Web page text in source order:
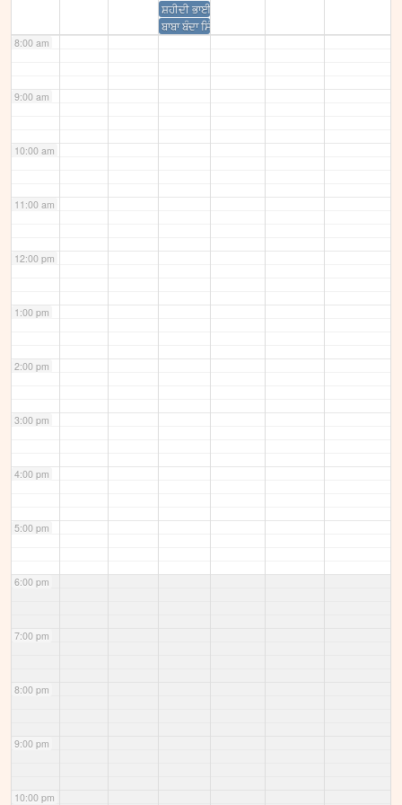
ਸ਼ਹੀਦੀ ਭਾਈ ਰਮਿੰਦਰਜੀਤ ਸਿੰਘ ਟੈਣੀ ਅਤੇ ਬੀਬੀ ਮਨਜੀਤ ਕੌਰ
ਬਾਬਾ ਬੰਦਾ ਸਿੰਘ ਜੀ ਬਹਾਦਰ ਨਾਲ ਫੜੇ 740 ਸਿੰਘਾ ਨੂੰ ਸ਼ਹੀਦ
8:00 am
9:00 am
10:00 am
11:00 am
12:00 pm
1:00 pm
2:00 pm
3:00 pm
4:00 pm
5:00 pm
6:00 pm
7:00 pm
8:00 pm
9:00 pm
10:00 pm